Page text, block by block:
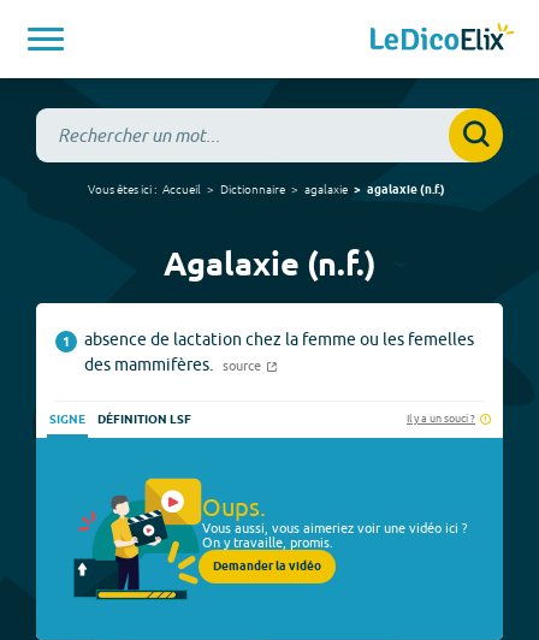
Vous êtes ici : Accueil Dictionnaire agalaxie agalaxie(n.f.)
Agalaxie (n.f.)
1
absence de lactation chez la femme ou les femelles
des mammifères.
source
SIGNE DÉFINITION LSF Il y a un souci ?
Oups.
Vous aussi, vous aimeriez voir une vidéo ici ?
On y travaille, promis.
Demander la vidéo